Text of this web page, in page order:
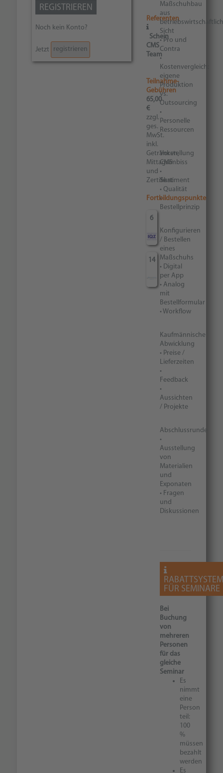
REGISTRIEREN
Noch kein Konto?
Jetzt registrieren
Referenten
Schein
CMS
Team
Teilnahme-
Gebühren
65,00
€
zzgl.
ges.
MwSt.
inkl.
Getränken,
Mittagsimbiss
und
Zertifikat
Fortbildungspunkte
6
14
Maßschuhbau
aus
Sicht
• Pro und
Contra
•
Kostenvergleich:
eigene
Produktion
vs.
Outsourcing
•
Personelle
Ressourcen
Vorstellung
CMS
•
Sortiment
• Qualität
•
Bestellprinzip
Konfigurieren
/ Bestellen
eines
Maßschuhs
• Digital
per App
• Analog
mit
Bestellformular
• Workflow
Kaufmännische
Abwicklung
• Preise /
Lieferzeiten
•
Feedback
•
Aussichten
/ Projekte
Abschlussrunde
•
Ausstellung
von
Materialien
und
Exponaten
• Fragen
und
Diskussionen
RABATTSYSTEM
FÜR SEMINARE
Bei
Buchung
von
mehreren
Personen
für das
gleiche
Seminar
Es
nimmt
eine
Person
teil:
100
%
müssen
bezahlt
werden
Es